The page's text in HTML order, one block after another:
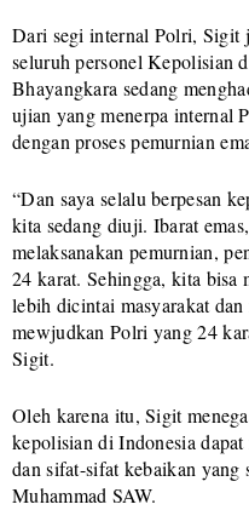
Dari segi internal Polri, Sigit
seluruh personel Kepolisian
Bhayangkara sedang
ujian yang menerpa internal
dengan proses pemurnian
“Dan saya selalu berpesan
kita sedang diuji. Ibarat
melaksanakan pemurnian,
24 karat. Sehingga, kita bisa
lebih dicintai masyarakat
mewjudkan Polri yang 24
Sigit.
Oleh karena itu, Sigit
kepolisian di Indonesia
dan sifat-sifat kebaikan
Muhammad SAW.